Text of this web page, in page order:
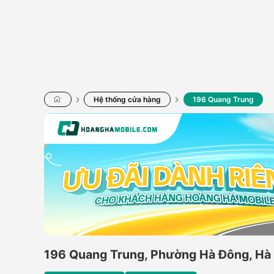
Hệ thống cửa hàng 196 Quang Trung
196 Quang Trung, Phường Hà Đông, Hà